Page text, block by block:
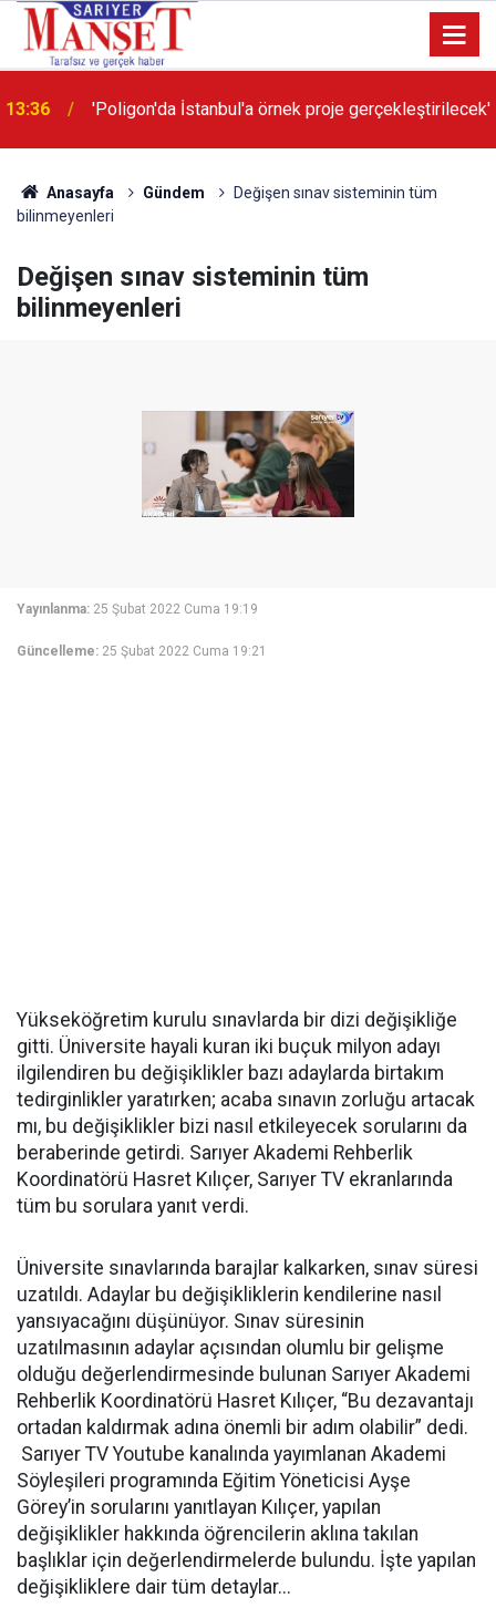
13:36 'Poligon'da İstanbul'a örnek proje gerçekleştirilecek'
Anasayfa Gündem
Değişen sınav sisteminin tüm
bilinmeyenleri
Değişen sınav sisteminin tüm
bilinmeyenleri
Yayınlanma: 25 Şubat 2022 Cuma 19:19
Güncelleme: 25 Şubat 2022 Cuma 19:21
Yükseköğretim kurulu sınavlarda bir dizi değişikliğe
gitti. Üniversite hayali kuran iki buçuk milyon adayı
ilgilendiren bu değişiklikler bazı adaylarda birtakım
tedirginlikler yaratırken; acaba sınavın zorluğu artacak
mı, bu değişiklikler bizi nasıl etkileyecek sorularını da
beraberinde getirdi. Sarıyer Akademi Rehberlik
Koordinatörü Hasret Kılıçer, Sarıyer TV ekranlarında
tüm bu sorulara yanıt verdi.
Üniversite sınavlarında barajlar kalkarken, sınav süresi
uzatıldı. Adaylar bu değişikliklerin kendilerine nasıl
yansıyacağını düşünüyor. Sınav süresinin
uzatılmasının adaylar açısından olumlu bir gelişme
olduğu değerlendirmesinde bulunan Sarıyer Akademi
Rehberlik Koordinatörü Hasret Kılıçer, “Bu dezavantajı
ortadan kaldırmak adına önemli bir adım olabilir” dedi.
Sarıyer TV Youtube kanalında yayımlanan Akademi
Söyleşileri programında Eğitim Yöneticisi Ayşe
Görey’in sorularını yanıtlayan Kılıçer, yapılan
değişiklikler hakkında öğrencilerin aklına takılan
başlıklar için değerlendirmelerde bulundu. İşte yapılan
değişikliklere dair tüm detaylar...